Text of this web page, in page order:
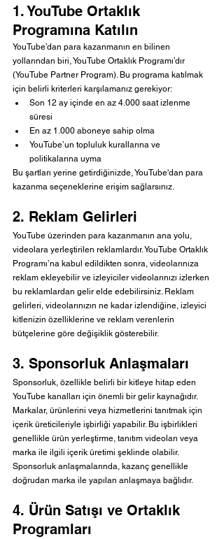
1. YouTube Ortaklık
Programına Katılın
YouTube’dan para kazanmanın en bilinen
yollarından biri, YouTube Ortaklık Programı’dır
(YouTube Partner Program). Bu programa katılmak
için belirli kriterleri karşılamanız gerekiyor:
Son 12 ay içinde en az 4.000 saat izlenme
süresi
En az 1.000 aboneye sahip olma
YouTube’un topluluk kurallarına ve
politikalarına uyma
Bu şartları yerine getirdiğinizde, YouTube'dan para
kazanma seçeneklerine erişim sağlarsınız.
2. Reklam Gelirleri
YouTube üzerinden para kazanmanın ana yolu,
videolara yerleştirilen reklamlardır. YouTube Ortaklık
Programı’na kabul edildikten sonra, videolarınıza
reklam ekleyebilir ve izleyiciler videolarınızı izlerken
bu reklamlardan gelir elde edebilirsiniz. Reklam
gelirleri, videolarınızın ne kadar izlendiğine, izleyici
kitlenizin özelliklerine ve reklam verenlerin
bütçelerine göre değişiklik gösterebilir.
3. Sponsorluk Anlaşmaları
Sponsorluk, özellikle belirli bir kitleye hitap eden
YouTube kanalları için önemli bir gelir kaynağıdır.
Markalar, ürünlerini veya hizmetlerini tanıtmak için
içerik üreticileriyle işbirliği yapabilir. Bu işbirlikleri
genellikle ürün yerleştirme, tanıtım videoları veya
marka ile ilgili içerik üretimi şeklinde olabilir.
Sponsorluk anlaşmalarında, kazanç genellikle
doğrudan marka ile yapılan anlaşmaya bağlıdır.
4. Ürün Satışı ve Ortaklık
Programları